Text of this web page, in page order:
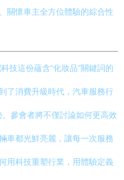
關懷車主全方位體驗的綜合性
技這份蘊含“化妝品”關鍵詞的
了消費升級時代，汽車服務行
。參會者將不僅討論如何更高效
車都光鮮亮麗，讓每一次服務
用科技重塑行業，用體驗定義